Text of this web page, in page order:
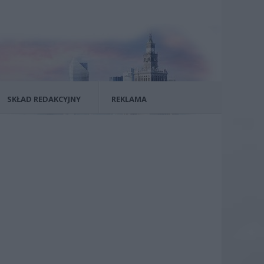
SKŁAD REDAKCYJNY REKLAMA